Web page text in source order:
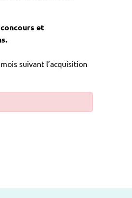
concours et
suivant l’acquisition